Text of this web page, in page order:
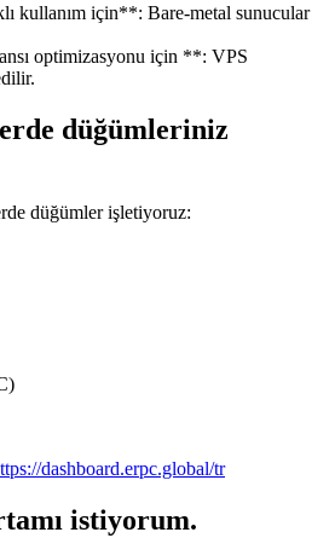
kullanım için**: Bare-metal sunucular
optimizasyonu için **: VPS
düğümleriniz
düğümler işletiyoruz:
dashboard.erpc.global/tr
istiyorum.